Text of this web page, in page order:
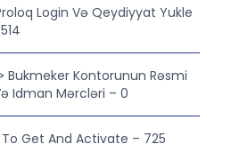
Login Və Qeydiyyat Yukle
Bukmeker Kontorunun Rəsmi
Idman Mərcləri – 0
To Get And Activate – 725